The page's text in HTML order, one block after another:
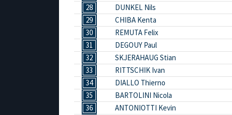
28
DUNKEL Nils
29
CHIBA Kenta
30
REMUTA Felix
31
DEGOUY Paul
32
SKJERAHAUG Stian
33
RITTSCHIK Ivan
34
DIALLO Thierno
35
BARTOLINI Nicola
36
ANTONIOTTI Kevin